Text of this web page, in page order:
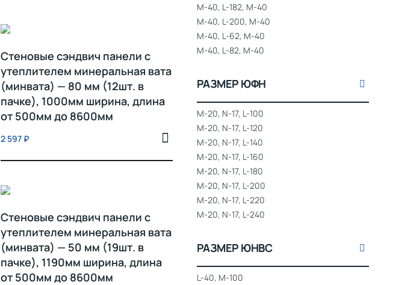
Стеновые сэндвич панели с
утеплителем минеральная вата
(минвата) — 80 мм (12шт. в
пачке), 1000мм ширина, длина
от 500мм до 8600мм
2 597 ₽
Стеновые сэндвич панели с
утеплителем минеральная вата
(минвата) — 50 мм (19шт. в
пачке), 1190мм ширина, длина
от 500мм до 8600мм
M-40, L-182, M-40
M-40, L-200, M-40
M-40, L-62, M-40
M-40, L-82, M-40
РАЗМЕР ЮФН
M-20, N-17, L-100
M-20, N-17, L-120
M-20, N-17, L-140
M-20, N-17, L-160
M-20, N-17, L-180
M-20, N-17, L-200
M-20, N-17, L-220
M-20, N-17, L-240
РАЗМЕР ЮНВС
L-40, M-100